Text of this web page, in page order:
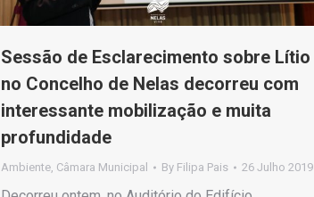
Sessão de Esclarecimento sobre Lítio
no Concelho de Nelas decorreu com
interessante mobilização e muita
profundidade
Ambiente Câmara Municipal By Filipa Pais 26 Julho 2019